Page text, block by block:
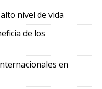
nivel de vida
de los
en